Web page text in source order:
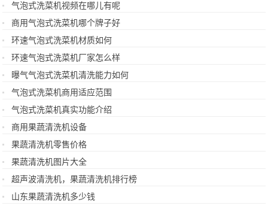
气泡式洗菜机视频在哪儿有呢
商用气泡式洗菜机哪个牌子好
环速气泡式洗菜机材质如何
环速气泡式洗菜机厂家怎么样
曝气气泡式洗菜机清洗能力如何
气泡式洗菜机商用适应范围
气泡式洗菜机真实功能介绍
商用果蔬清洗机设备
果蔬清洗机零售价格
果蔬清洗机图片大全
超声波清洗机，果蔬清洗机排行榜
山东果蔬清洗机多少钱